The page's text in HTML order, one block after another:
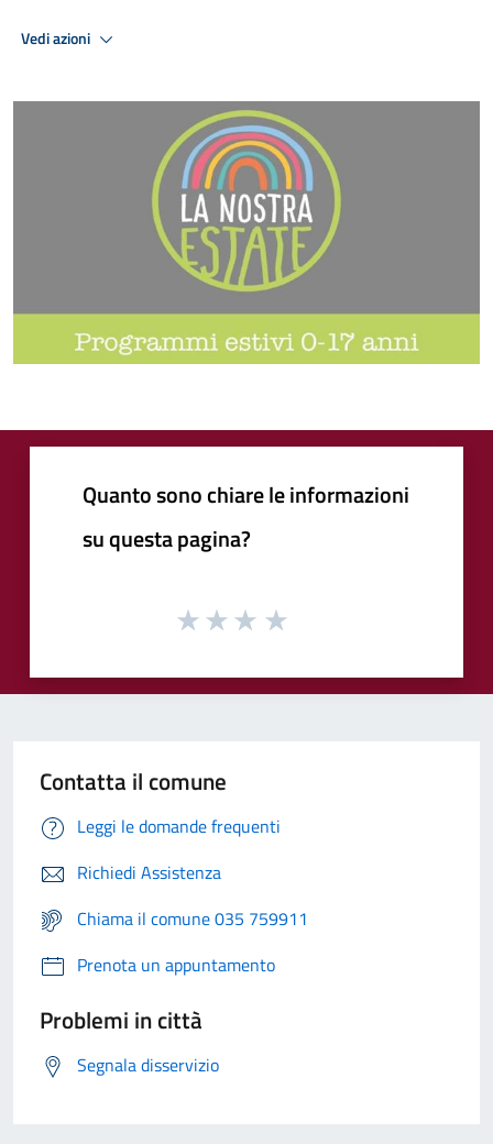
Vedi azioni
Quanto sono chiare le informazioni
su questa pagina?
Contatta il comune
Leggi le domande frequenti
Richiedi Assistenza
Chiama il comune 035 759911
Prenota un appuntamento
Problemi in città
Segnala disservizio